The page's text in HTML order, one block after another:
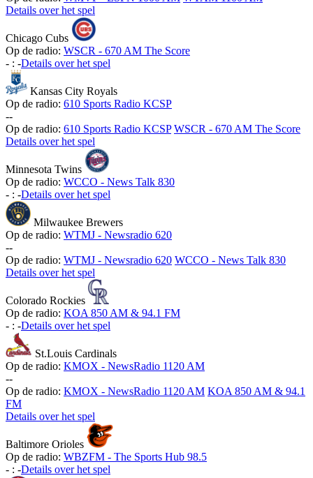
Details over het spel
Chicago Cubs
Op de radio: WSCR - 670 AM The Score
- : -Details over het spel
Kansas City Royals
Op de radio: 610 Sports Radio KCSP
--
Op de radio: 610 Sports Radio KCSP WSCR - 670 AM The Score
Details over het spel
Minnesota Twins
Op de radio: WCCO - News Talk 830
- : -Details over het spel
Milwaukee Brewers
Op de radio: WTMJ - Newsradio 620
--
Op de radio: WTMJ - Newsradio 620 WCCO - News Talk 830
Details over het spel
Colorado Rockies
Op de radio: KOA 850 AM & 94.1 FM
- : -Details over het spel
St.Louis Cardinals
Op de radio: KMOX - NewsRadio 1120 AM
--
Op de radio: KMOX - NewsRadio 1120 AM KOA 850 AM & 94.1
FM
Details over het spel
Baltimore Orioles
Op de radio: WBZFM - The Sports Hub 98.5
- : -Details over het spel